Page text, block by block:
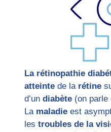
La rétinopathie
atteinte de la rétine
d’un diabète (on parle
La maladie est
les troubles de la